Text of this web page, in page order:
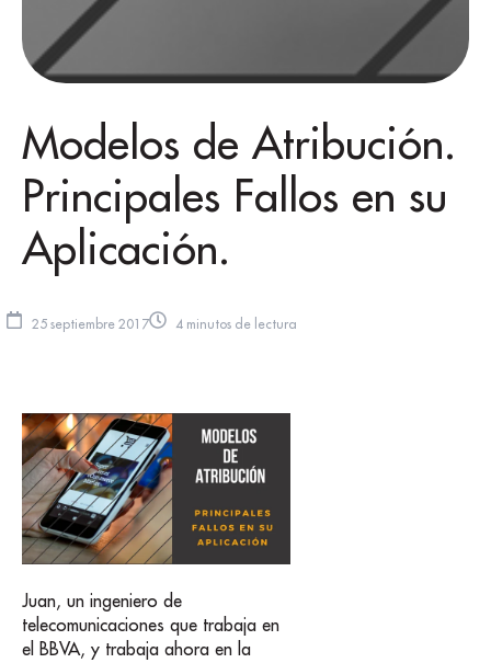
Modelos de Atribución.
Principales Fallos en su
Aplicación.
25 septiembre 2017 4 minutos de lectura
Juan, un ingeniero de
telecomunicaciones que trabaja en
el BBVA, y trabaja ahora en la